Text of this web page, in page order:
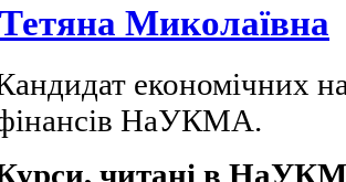
Миколаївна
економічних
НаУКМА.
читані в